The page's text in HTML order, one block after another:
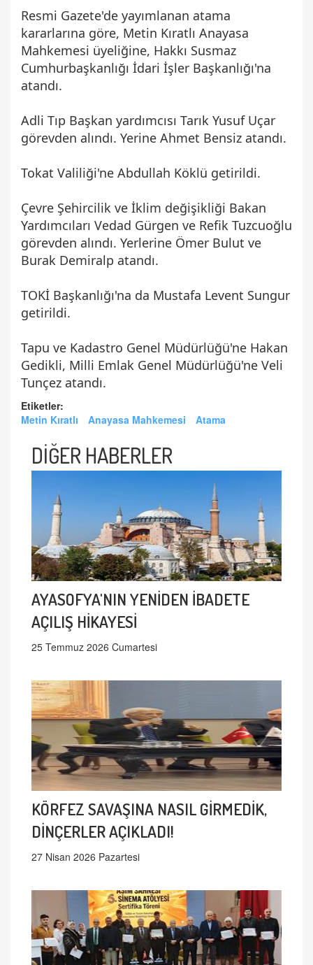
Resmi Gazete'de yayımlanan atama
kararlarına göre, Metin Kıratlı Anayasa
Mahkemesi üyeliğine, Hakkı Susmaz
Cumhurbaşkanlığı İdari İşler Başkanlığı'na
atandı.
Adli Tıp Başkan yardımcısı Tarık Yusuf Uçar
görevden alındı. Yerine Ahmet Bensiz atandı.
Tokat Valiliği'ne Abdullah Köklü getirildi.
Çevre Şehircilik ve İklim değişikliği Bakan
Yardımcıları Vedad Gürgen ve Refik Tuzcuoğlu
görevden alındı. Yerlerine Ömer Bulut ve
Burak Demiralp atandı.
TOKİ Başkanlığı'na da Mustafa Levent Sungur
getirildi.
Tapu ve Kadastro Genel Müdürlüğü'ne Hakan
Gedikli, Milli Emlak Genel Müdürlüğü'ne Veli
Tunçez atandı.
Etiketler:
Metin Kıratlı
Anayasa Mahkemesi Atama
DİĞER HABERLER
AYASOFYA'NIN YENİDEN İBADETE
AÇILIŞ HİKAYESİ
25 Temmuz 2026 Cumartesi
KÖRFEZ SAVAŞINA NASIL GİRMEDİK,
DİNÇERLER AÇIKLADI!
27 Nisan 2026 Pazartesi